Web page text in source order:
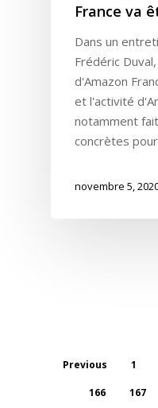
France va
Dans un
Frédéric
d'Amazon
et l'activité
notamment
concrètes
novembre 5,
Previous 1
166 167